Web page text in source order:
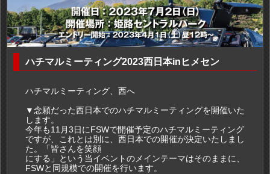
ハチマルミーティング2023西日本inヒメセン
ハチマルミーティング、西へ
▼念願だった西日本でのハチマルミーティングを開催いた
します。
今年も11月3日にFSWで開催予定のハチマルミーティング
ですが、これとは別に、西日本での開催が決定いたしまし
た。「皆さんを笑顔
にする」という当イベントのメインテーマはそのままに、
FSWと同規模での開催を行います。